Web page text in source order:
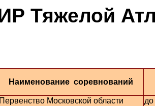
Тяжелой
Наименование соревнований
Первенство Московской области